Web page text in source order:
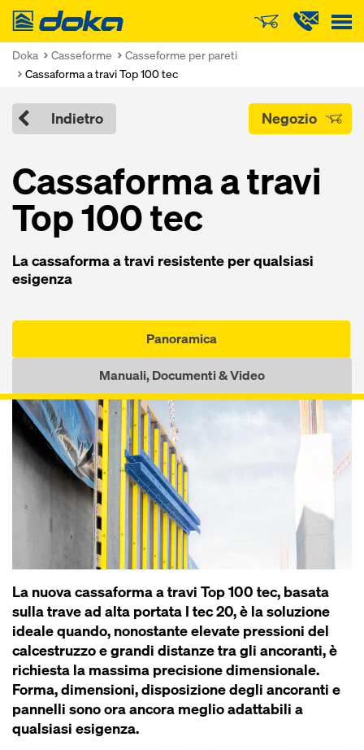
Doka
Doka Casseforme
Casseforme per pareti
Cassaforma a travi Top 100 tec
Indietro Negozio
Cassaforma a travi
Top 100 tec
La cassaforma a travi resistente per qualsiasi
esigenza
Panoramica
Manuali, Documenti & Video
La nuova cassaforma a travi Top 100 tec, basata
sulla trave ad alta portata I tec 20, è la soluzione
ideale quando, nonostante elevate pressioni del
calcestruzzo e grandi distanze tra gli ancoranti, è
richiesta la massima precisione dimensionale.
Forma, dimensioni, disposizione degli ancoranti e
pannelli sono ora ancora meglio adattabili a
qualsiasi esigenza.